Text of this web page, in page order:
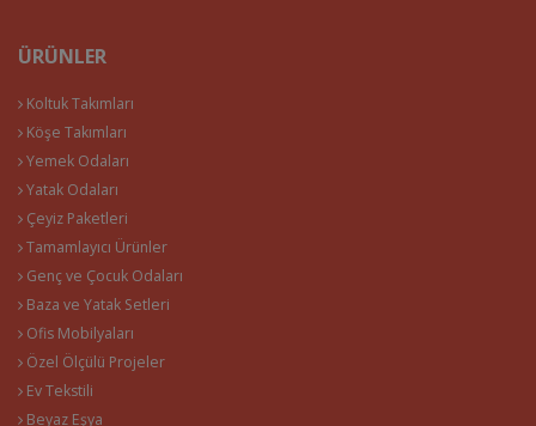
ÜRÜNLER
Koltuk Takımları
Köşe Takımları
Yemek Odaları
Yatak Odaları
Çeyiz Paketleri
Tamamlayıcı Ürünler
Genç ve Çocuk Odaları
Baza ve Yatak Setleri
Ofis Mobilyaları
Özel Ölçülü Projeler
Ev Tekstili
Beyaz Eşya